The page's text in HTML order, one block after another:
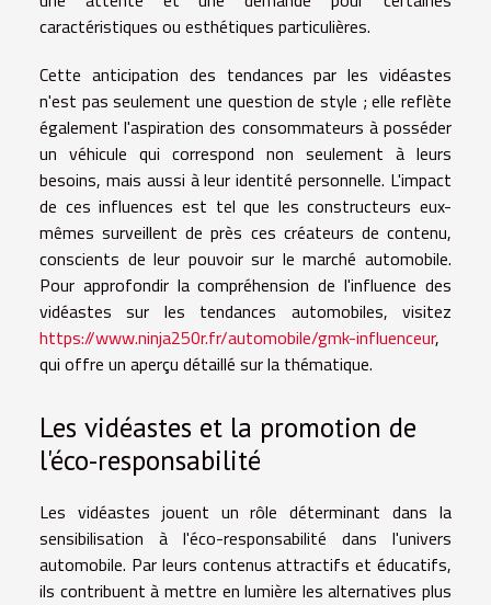
caractéristiques ou esthétiques particulières.
Cette anticipation des tendances par les vidéastes
n'est pas seulement une question de style ; elle reflète
également l'aspiration des consommateurs à posséder
un véhicule qui correspond non seulement à leurs
besoins, mais aussi à leur identité personnelle. L'impact
de ces influences est tel que les constructeurs eux-
mêmes surveillent de près ces créateurs de contenu,
conscients de leur pouvoir sur le marché automobile.
Pour approfondir la compréhension de l'influence des
vidéastes sur les tendances automobiles, visitez
https://www.ninja250r.fr/automobile/gmk-influenceur,
qui offre un aperçu détaillé sur la thématique.
Les vidéastes et la promotion de
l'éco-responsabilité
Les vidéastes jouent un rôle déterminant dans la
sensibilisation à l'éco-responsabilité dans l'univers
automobile. Par leurs contenus attractifs et éducatifs,
ils contribuent à mettre en lumière les alternatives plus